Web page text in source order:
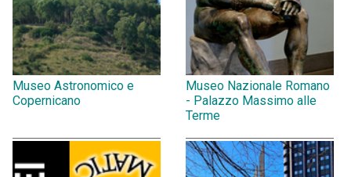
Museo Astronomico e
Copernicano
Museo Nazionale Romano
- Palazzo Massimo alle
Terme